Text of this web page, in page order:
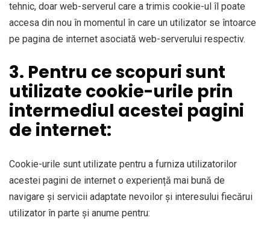
tehnic, doar web-serverul care a trimis cookie-ul îl poate
accesa din nou în momentul în care un utilizator se întoarce
pe pagina de internet asociată web-serverului respectiv.
3. Pentru ce scopuri sunt
utilizate cookie-urile prin
intermediul acestei pagini
de internet:
Cookie-urile sunt utilizate pentru a furniza utilizatorilor
acestei pagini de internet o experiență mai bună de
navigare și servicii adaptate nevoilor și interesului fiecărui
utilizator în parte și anume pentru: